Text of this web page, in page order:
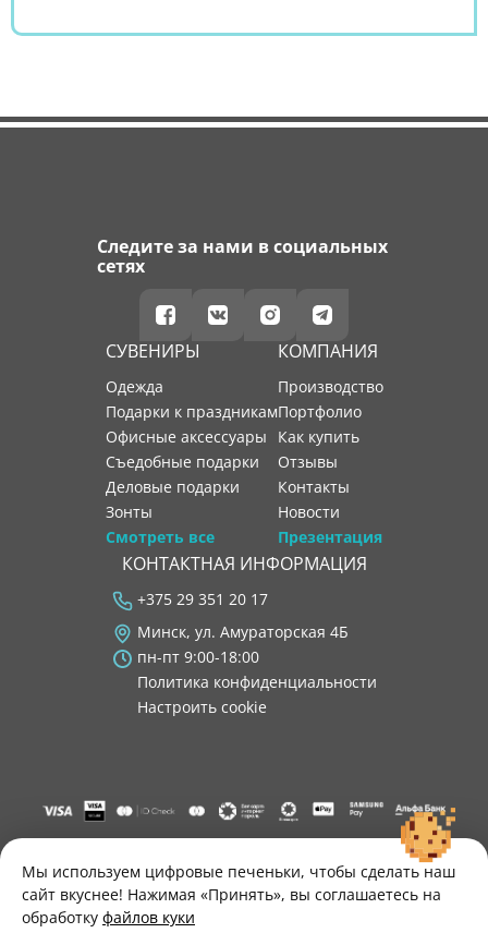
Следите за нами в социальных
сетях
СУВЕНИРЫ
Одежда
Подарки к праздникам
Офисные аксессуары
Съедобные подарки
Деловые подарки
Зонты
Смотреть все
КОМПАНИЯ
производство
портфолио
как купить
отзывы
контакты
новости
Презентация
КОНТАКТНАЯ ИНФОРМАЦИЯ
+375 29 351 20 17
Минск, ул. Амураторская 4Б
пн-пт 9:00-18:00
Политика конфиденциальности
Настроить cookie
"ООО "Лигатура", УНП 193602931, Республика Беларусь, 220004,
г. Минск, ул. Амураторская, 4Б, цокольный этаж, помещение 3.
Р/с BY34 ALFA 3012 2B24 8200 1027 0000"
Свидетельство о государственной регистрации №193602931
Мы используем цифровые печеньки, чтобы сделать наш
сайт вкуснее! Нажимая «Принять», вы соглашаетесь на
обработку файлов куки